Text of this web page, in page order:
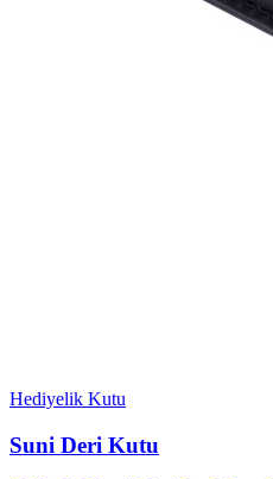
Hediyelik Kutu
Suni Deri Kutu